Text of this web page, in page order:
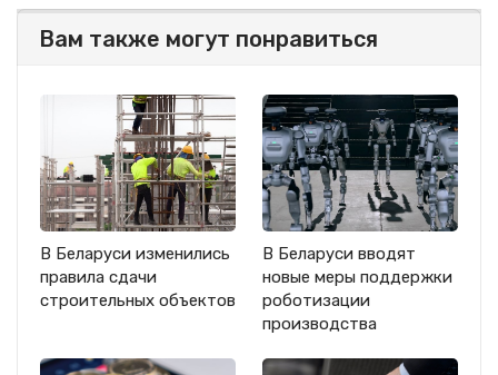
Вам также могут понравиться
В Беларуси изменились
правила сдачи
строительных объектов
В Беларуси вводят
новые меры поддержки
роботизации
производства